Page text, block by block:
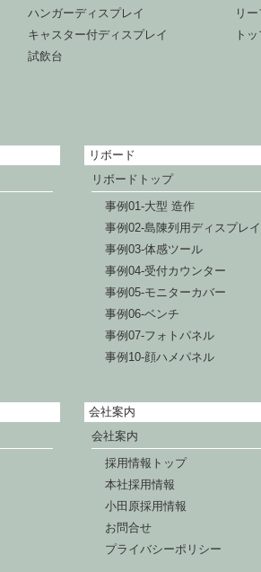
ハンガーディスプレイ
キャスター付ディスプレイ
試飲台
リ
ト
リボード
リボードトップ
事例01-大型 造作
事例02-島陳列用ディスプレイ
事例03-体感ツール
事例04-受付カウンター
事例05-モニターカバー
事例06-ベンチ
事例07-フォトパネル
事例10-顔ハメパネル
会社案内
会社案内
採用情報トップ
本社採用情報
小田原採用情報
お問合せ
プライバシーポリシー